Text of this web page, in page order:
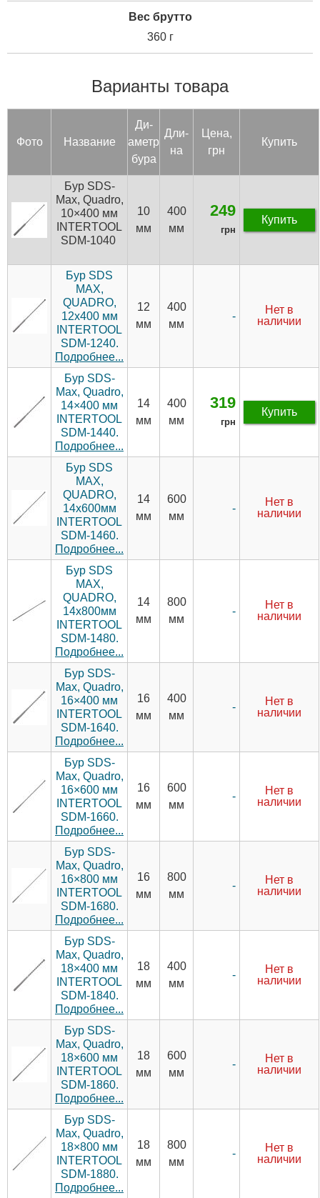
Вес брутто
360 г
Варианты товара
Фото Название
Ди­
аметр
бу­ра
Дли­
на
Цена,
грн
Купить
Бур SDS-
Max, Quadro,
10×400 мм
INTERTOOL
SDM-1040
10
мм
400
мм
249
грн
Купить
Бур SDS
MAX,
QUADRO,
12x400 мм
INTERTOOL
SDM-1240.
Подробнее...
12
мм
400
мм
-
Нет в
наличии
Бур SDS-
Max, Quadro,
14×400 мм
INTERTOOL
SDM-1440.
Подробнее...
14
мм
400
мм
319
грн
Купить
Бур SDS
MAX,
QUADRO,
14x600мм
INTERTOOL
SDM-1460.
Подробнее...
14
мм
600
мм
-
Нет в
наличии
Бур SDS
MAX,
QUADRO,
14x800мм
INTERTOOL
SDM-1480.
Подробнее...
14
мм
800
мм
-
Нет в
наличии
Бур SDS-
Max, Quadro,
16×400 мм
INTERTOOL
SDM-1640.
Подробнее...
16
мм
400
мм
-
Нет в
наличии
Бур SDS-
Max, Quadro,
16×600 мм
INTERTOOL
SDM-1660.
Подробнее...
16
мм
600
мм
-
Нет в
наличии
Бур SDS-
Max, Quadro,
16×800 мм
INTERTOOL
SDM-1680.
Подробнее...
16
мм
800
мм
-
Нет в
наличии
Бур SDS-
Max, Quadro,
18×400 мм
INTERTOOL
SDM-1840.
Подробнее...
18
мм
400
мм
-
Нет в
наличии
Бур SDS-
Max, Quadro,
18×600 мм
INTERTOOL
SDM-1860.
Подробнее...
18
мм
600
мм
-
Нет в
наличии
Бур SDS-
Max, Quadro,
18×800 мм
INTERTOOL
SDM-1880.
Подробнее...
18
мм
800
мм
-
Нет в
наличии